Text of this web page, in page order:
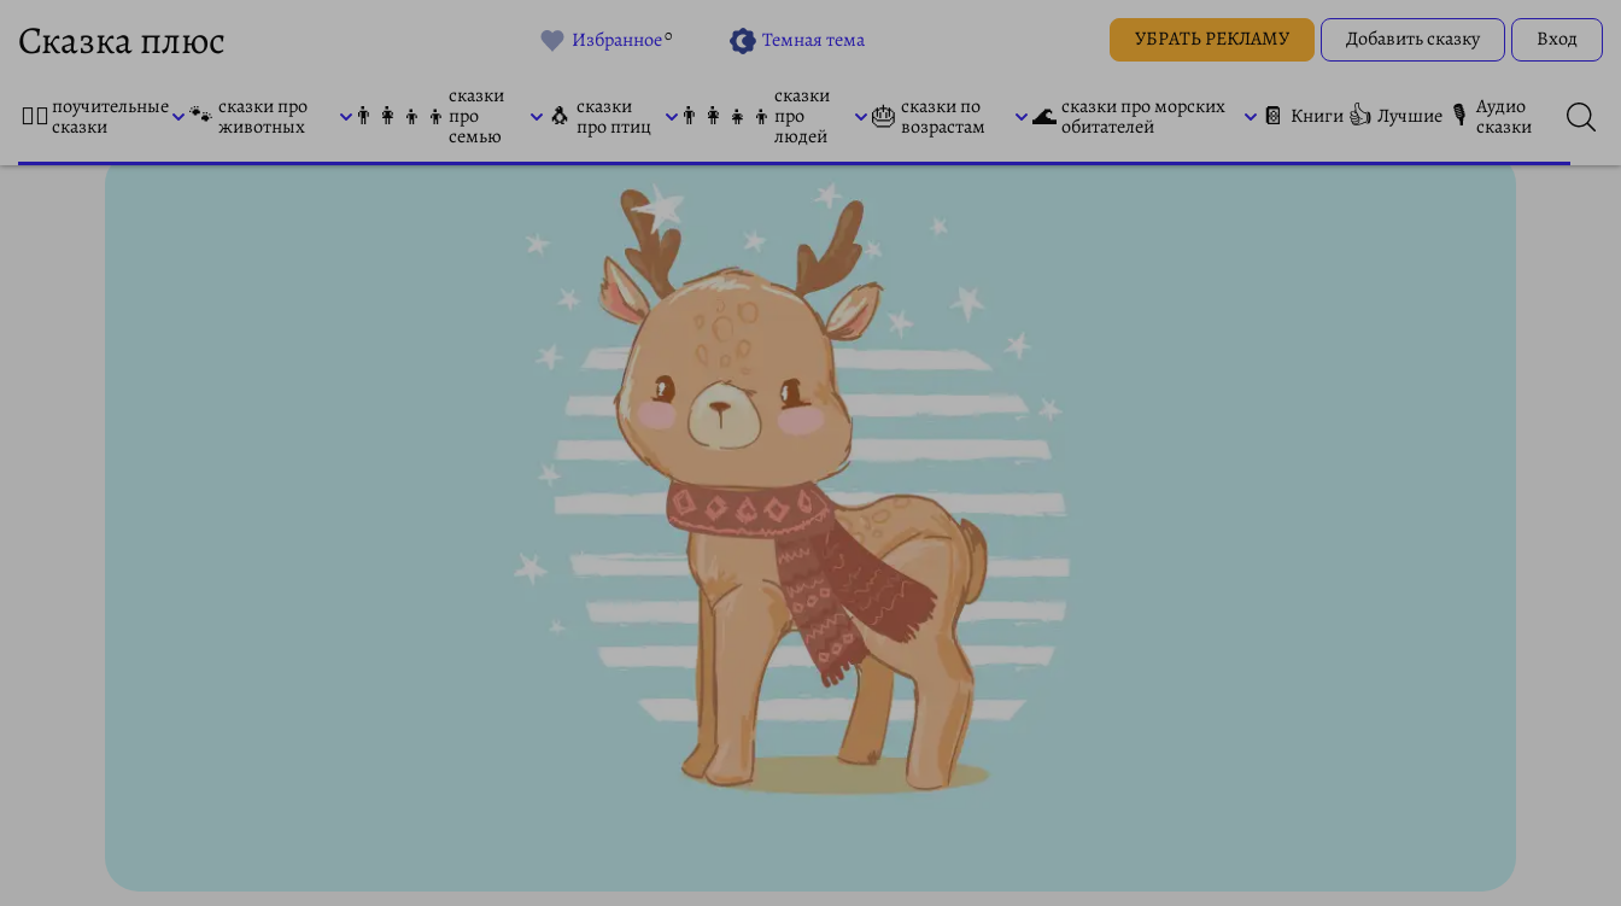
Сказка плюс Избранное0 Темная тема УБРАТЬ РЕКЛАМУ Добавить сказку Вход
👨‍⚕️поучительные
сказки 🐾 сказки про
животных 👨‍👩‍👦‍👦
сказки
про
семью
🐧 сказки
про птиц 👨‍👩‍👧‍👦
сказки
про
людей
🎂 сказки по
возрастам 🌊сказки про морских
обитателей 📔 Книги 👍 Лучшие 🎙 Аудио
сказки